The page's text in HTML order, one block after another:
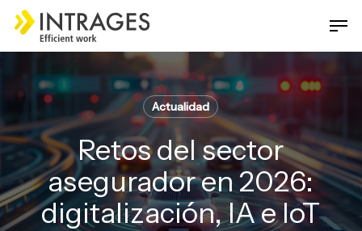
Skip
main
Actualidad
Retos del sector
asegurador en 2026:
digitalización, IA e IoT
Close